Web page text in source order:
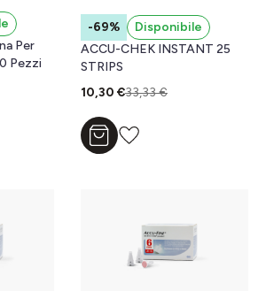
Per
Pezzi
-69%
Disponibile
ACCU-CHEK INSTANT 25
STRIPS
10,30 €33,33 €
Aggiungi al carrello